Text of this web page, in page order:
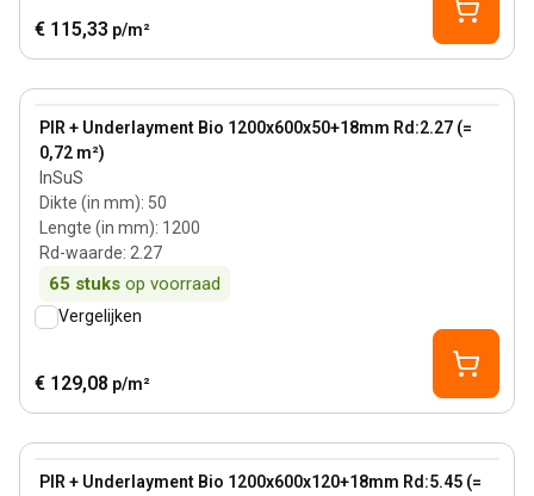
€ 115,33 p/m²
PIR + Underlayment Bio 1200x600x50+18mm Rd:2.27 (=
0,72 m²)
InSuS
Dikte (in mm): 50
Lengte (in mm): 1200
Rd-waarde: 2.27
65 stuks op voorraad
View product
Vergelijken
€ 129,08 p/m²
PIR + Underlayment Bio 1200x600x120+18mm Rd:5.45 (=
View product